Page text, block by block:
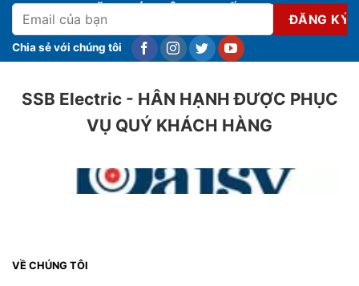
ĐĂNG KÝ NHẬN KHUYẾN MẠI
Chia sẻ với chúng tôi
SSB Electric - HÂN HẠNH ĐƯỢC PHỤC
VỤ QUÝ KHÁCH HÀNG
VỀ CHÚNG TÔI